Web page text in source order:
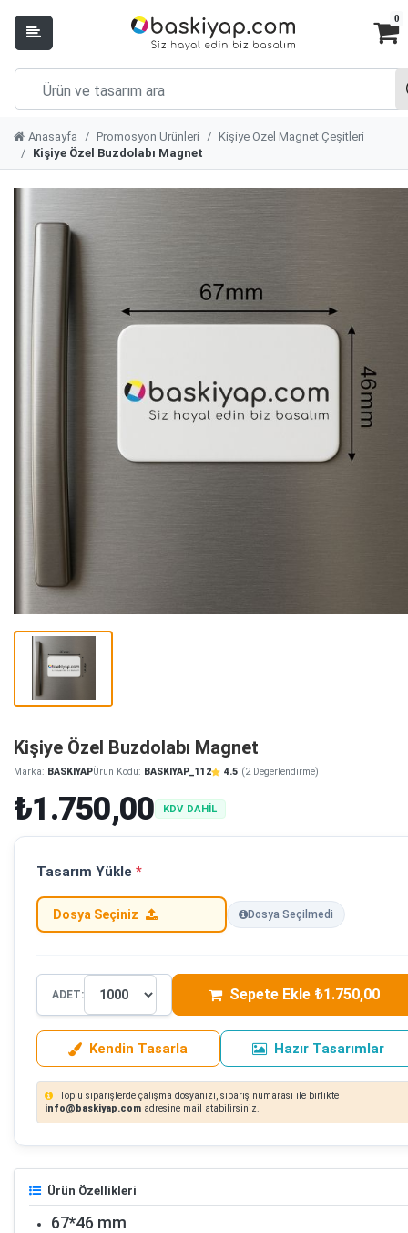
0
Anasayfa Promosyon Ürünleri
Kişiye Özel Magnet Çeşitleri
Kişiye Özel Buzdolabı Magnet
Kişiye Özel Buzdolabı Magnet
Marka: BASKIYAPÜrün Kodu: BASKIYAP_112 4.5 (2 Değerlendirme)
₺1.750,00 KDV DAHİL
Tasarım Yükle *
Dosya Seçiniz Dosya Seçilmedi
ADET: Sepete Ekle ₺1.750,00
Kendin Tasarla Hazır Tasarımlar
Toplu siparişlerde çalışma dosyanızı, sipariş numarası ile birlikte
info@baskiyap.com adresine mail atabilirsiniz.
Ürün Özellikleri
67*46 mm